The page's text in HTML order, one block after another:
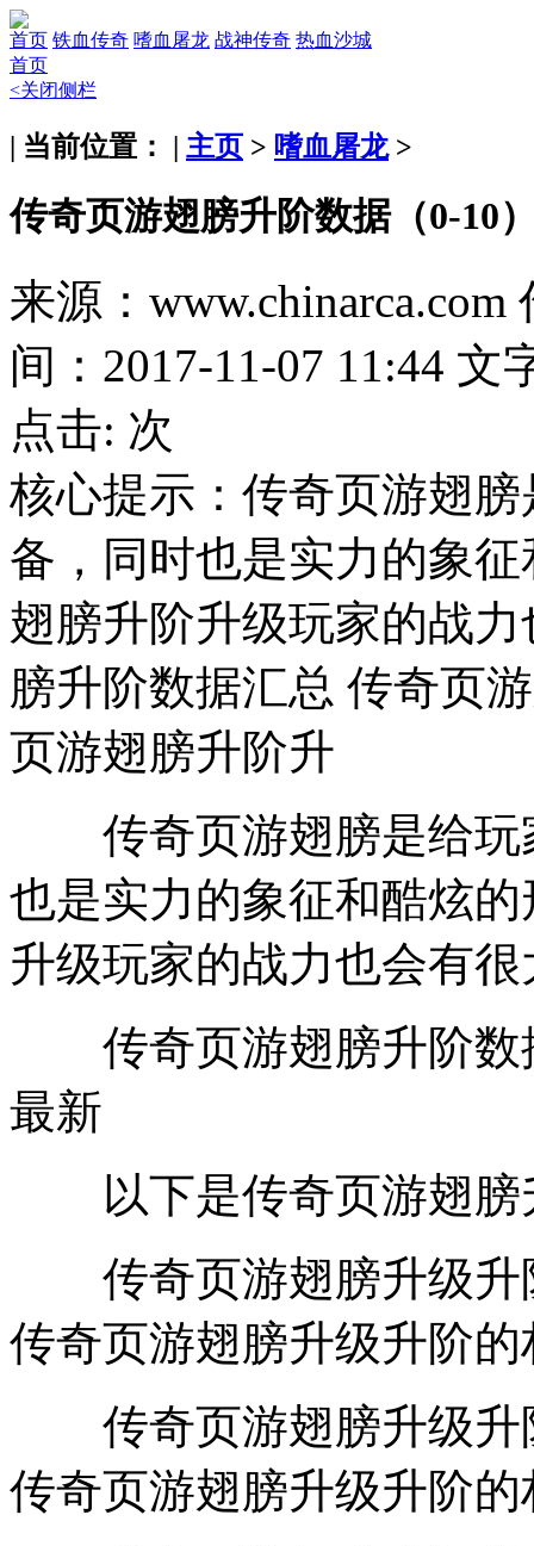
首页 铁血传奇 嗜血屠龙 战神传奇 热血沙城
首页
<关闭侧栏
| 当前位置： | 主页 > 嗜血屠龙>
传奇页游翅膀升阶数据（0-10
来源：www.chinarca.com
间：2017-11-07 11:44 文
点击: 次
核心提示： 传奇页游翅
备，同时也是实力的象
翅膀升阶升级玩家的战
膀升阶数据汇总 传奇页
页游翅膀升阶升
传奇页游翅膀是给玩
也是实力的象征和酷炫
升级玩家的战力也会有
传奇页游翅膀升阶数
最新
以下是传奇页游翅膀
传奇页游翅膀升级升
传奇页游翅膀升级升阶的
传奇页游翅膀升级升
传奇页游翅膀升级升阶的